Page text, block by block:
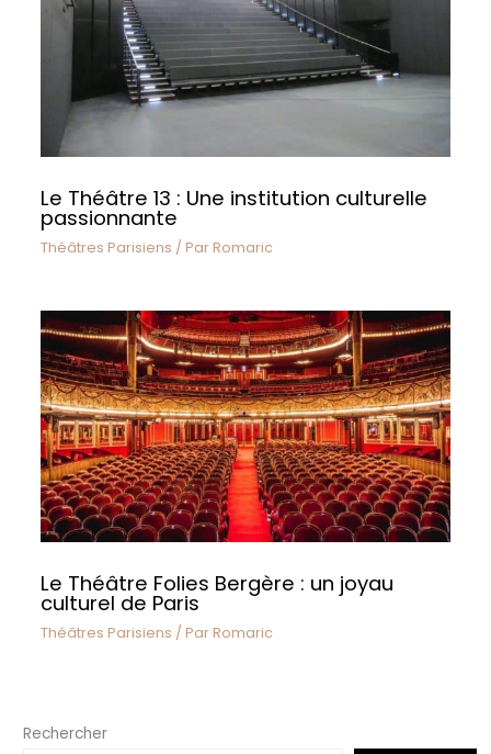
Le Théâtre 13 : Une institution culturelle
passionnante
Théâtres Parisiens / Par Romaric
Le Théâtre Folies Bergère : un joyau
culturel de Paris
Théâtres Parisiens / Par Romaric
Rechercher